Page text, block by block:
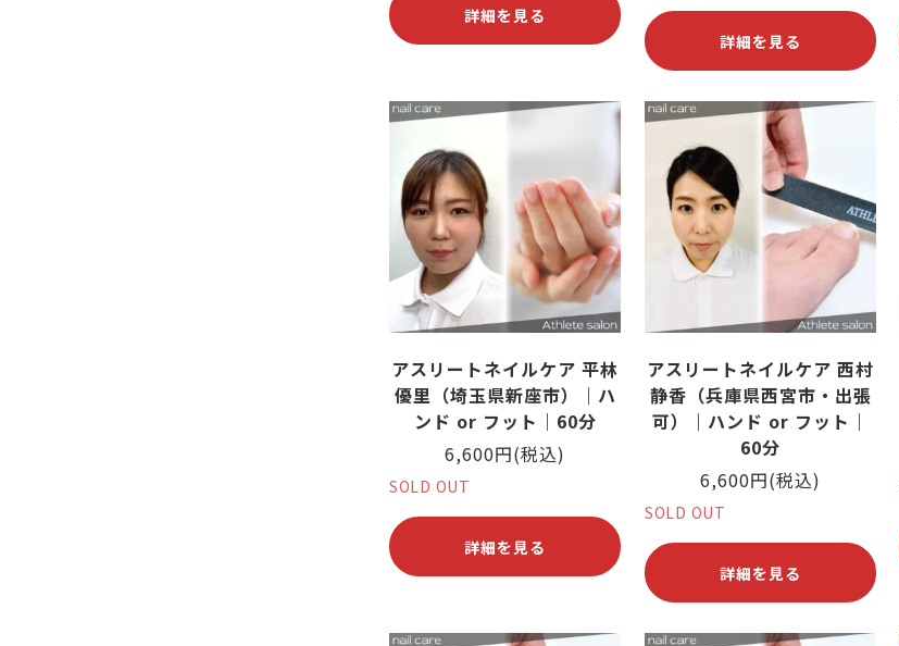
詳細を見る
詳細を見る
アスリートネイルケア 平林
優里（埼玉県新座市）｜ハ
ンド or フット｜60分
6,600円(税込)
SOLD OUT
詳細を見る
アスリートネイルケア 西村
静香（兵庫県西宮市・出張
可）｜ハンド or フット｜
60分
6,600円(税込)
SOLD OUT
詳細を見る